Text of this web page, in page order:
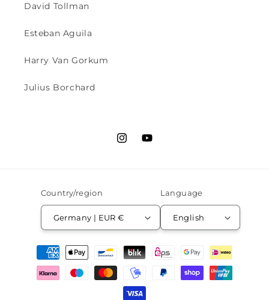
David Tollman
Esteban Aguila
Harry Van Gorkum
Julius Borchard
InstagramYouTube
Country/region
Germany | EUR €
Language
English
Payment
methods